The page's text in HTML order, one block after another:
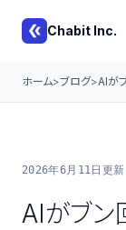
Chabit Inc.
ホーム ブログ AIが
2026年6月11日 更
AIがブン